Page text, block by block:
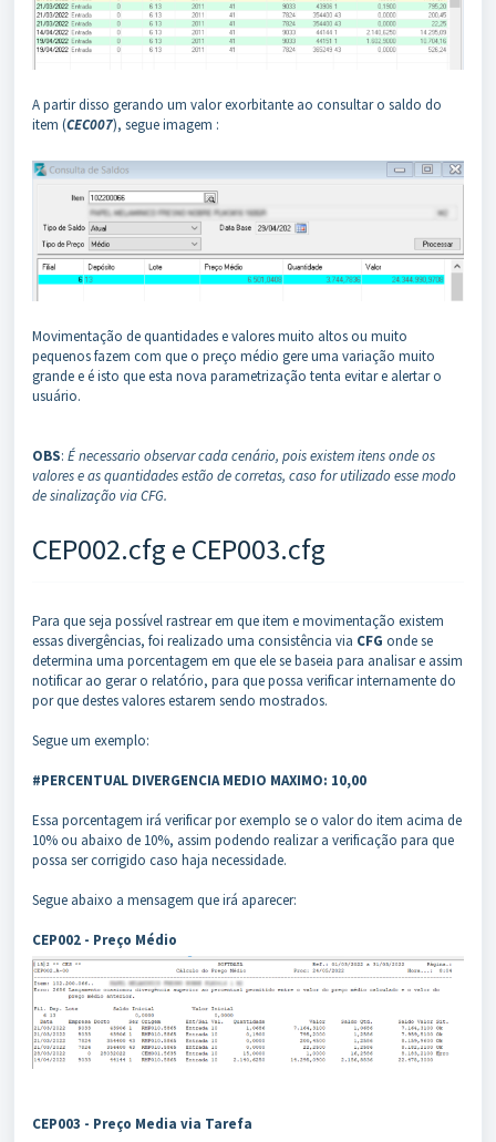
A partir disso gerando um valor exorbitante ao consultar o saldo do
item (CEC007), segue imagem :
Movimentação de quantidades e valores muito altos ou muito
pequenos fazem com que o preço médio gere uma variação muito
grande e é isto que esta nova parametrização tenta evitar e alertar o
usuário.
OBS: É necessario observar cada cenário, pois existem itens onde os
valores e as quantidades estão de corretas, caso for utilizado esse modo
de sinalização via CFG.
CEP002.cfg e CEP003.cfg
Para que seja possível rastrear em que item e movimentação existem
essas divergências, foi realizado uma consistência via CFG onde se
determina uma porcentagem em que ele se baseia para analisar e assim
notificar ao gerar o relatório, para que possa verificar internamente do
por que destes valores estarem sendo mostrados.
Segue um exemplo:
#PERCENTUAL DIVERGENCIA MEDIO MAXIMO: 10,00
Essa porcentagem irá verificar por exemplo se o valor do item acima de
10% ou abaixo de 10%, assim podendo realizar a verificação para que
possa ser corrigido caso haja necessidade.
Segue abaixo a mensagem que irá aparecer:
CEP002 - Preço Médio
CEP003 - Preço Media via Tarefa